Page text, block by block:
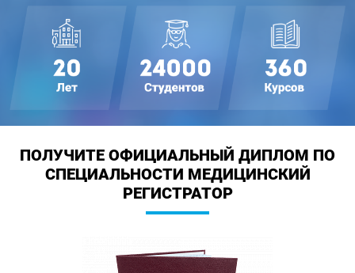
ПОЛУЧИТЕ ОФИЦИАЛЬНЫЙ ДИПЛОМ ПО
СПЕЦИАЛЬНОСТИ МЕДИЦИНСКИЙ
РЕГИСТРАТОР